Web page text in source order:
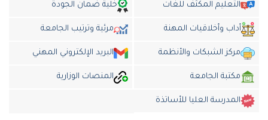
التعليم المكثف للغات خلية ضمان الجودة
أداب وأخلاقيات المهنة مرئية وترتيب الجامعة
مركز الشبكات والأنظمة البريد الإلكتروني المهني
مكتبة الجامعة المنصات الوزارية
المدرسة العليا للأساتذة